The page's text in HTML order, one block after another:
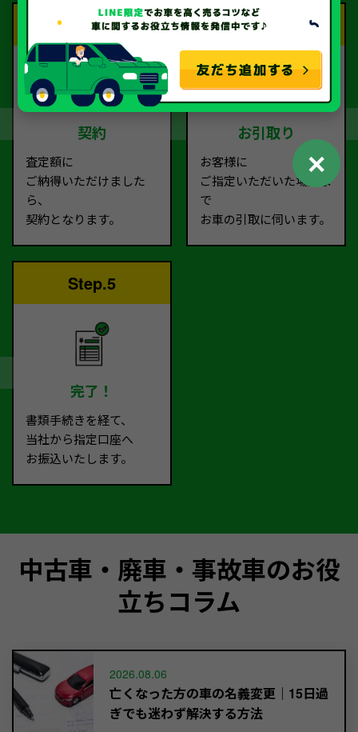
Step.3
契約
査定額に
ご納得いただけました
ら、
契約となります。
Step.4
お引取り
お客様に
ご指定いただいた場所ま
で
お車の引取に伺います。
Step.5
完了！
書類手続きを経て、
当社から指定口座へ
お振込いたします。
中古車・廃車・事故車のお役
立ちコラム
2026.08.06
亡くなった方の車の名義変更｜15日過
ぎでも迷わず解決する方法
✕